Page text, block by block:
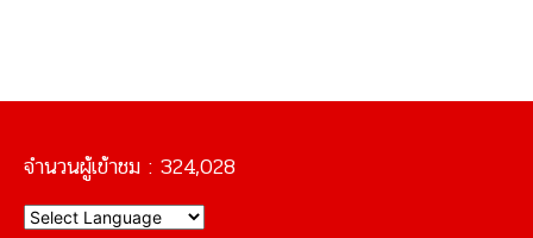
จำนวนผู้เข้าชม : 324,028